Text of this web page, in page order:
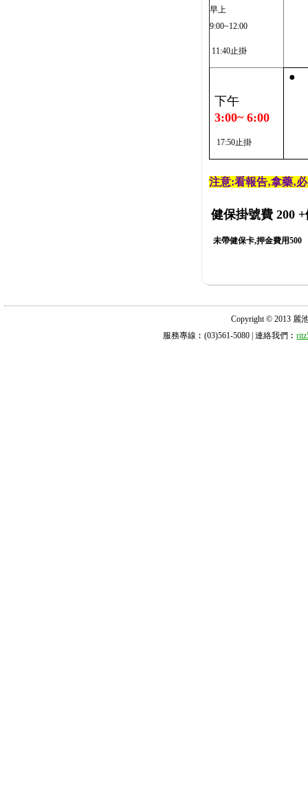
早上
9:00~12:00
11:40止掛
下午
3:00~ 6:00
17:50止掛
●
注意:看報告‚拿藥‚
健保掛號費 200 +
未帶健保卡,押金費用500
Copyright © 2013 麗
服務專線︰(03)561-5080 | 連絡我們︰